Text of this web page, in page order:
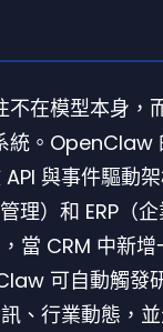
不在模型本身，
統。OpenClaw
與事件驅動
理）和 ERP（
當 CRM 中新增
可自動觸發
、行業動態，